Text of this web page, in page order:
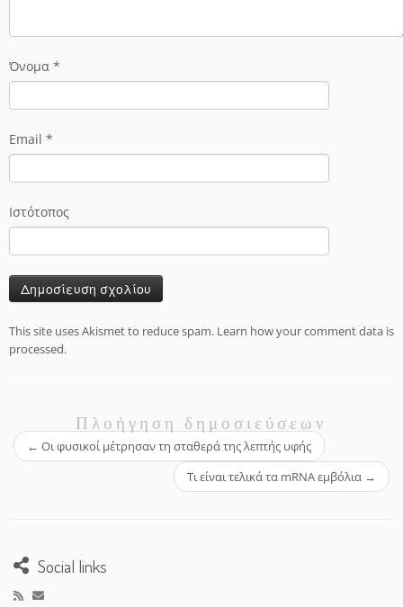
Όνομα *
Email *
Ιστότοπος
This site uses Akismet to reduce spam. Learn how your comment data is
processed.
Πλοήγηση δημοσιεύσεων
← Οι φυσικοί μέτρησαν τη σταθερά της λεπτής υφής
Τι είναι τελικά τα mRNA εμβόλια →
Social links